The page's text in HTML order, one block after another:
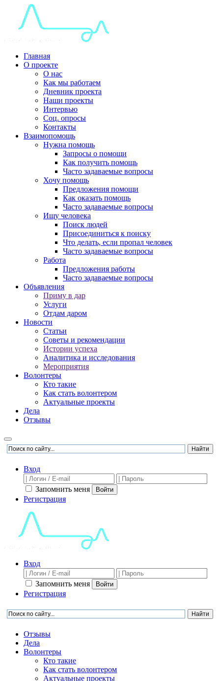
Главная
О проекте
О нас
Как мы работаем
Дневник проекта
Наши проекты
Интервью
Соц. опросы
Контакты
Взаимопомощь
Нужна помощь
Запросы о помощи
Как получить помощь
Часто задаваемые вопросы
Хочу помощь
Предложения помощи
Как оказать помощь
Часто задаваемые вопросы
Ищу человека
Поиск людей
Присоединиться к поиску
Что делать, если пропал человек
Часто задаваемые вопросы
Работа
Предложения работы
Часто задаваемые вопросы
Объявления
Приму в дар
Услуги
Отдам даром
Новости
Статьи
Советы и рекомендации
Истории успеха
Аналитика и исследования
Мероприятия
Волонтеры
Кто такие
Как стать волонтером
Актуальные проекты
Дела
Отзывы
Вход
Запомнить меня Войти
Регистрация
Вход
Запомнить меня Войти
Регистрация
Отзывы
Дела
Волонтеры
Кто такие
Как стать волонтером
Актуальные проекты